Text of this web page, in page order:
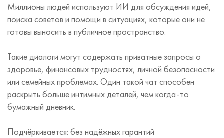
Миллионы людей используют ИИ для обсуждения идей,
поиска советов и помощи в ситуациях, которые они не
готовы выносить в публичное пространство.
Такие диалоги могут содержать приватные запросы о
здоровье, финансовых трудностях, личной безопасности
или семейных проблемах. Один такой чат способен
раскрыть больше интимных деталей, чем когда-то
бумажный дневник.
Подчёркивается: без надёжных гарантий